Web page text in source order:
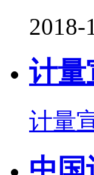
2018-
计量
计量